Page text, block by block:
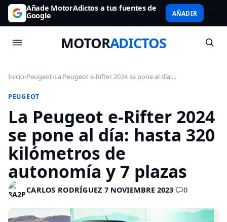
Añade MotorAdictos a tus fuentes de
Google AÑADIR
MOTORADICTOS
Inicio›Peugeot›La Peugeot e-Rifter 2024 se pone al día:...
PEUGEOT
La Peugeot e-Rifter 2024
se pone al día: hasta 320
kilómetros de
autonomía y 7 plazas
CARLOS RODRÍGUEZ·7 NOVIEMBRE 2023· 0